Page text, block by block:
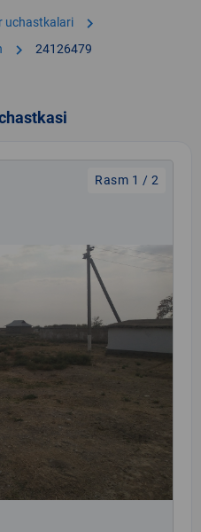
uchastkalari chevron_right
chevron_right 24126479
Rasm 1 / 2